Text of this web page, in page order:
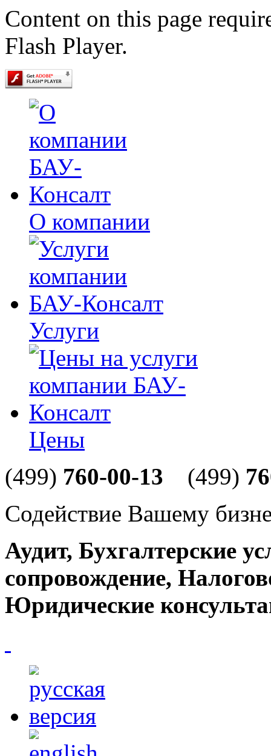
Content on this page
Flash Player.
О компании
Услуги
Цены
(499) 760-00-13 (499)
Содействие Вашему
Аудит, Бухгалтерские
сопровождение,
Юридические